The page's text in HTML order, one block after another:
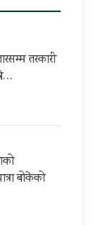
तरकारी
बोकेको